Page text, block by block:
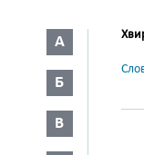
А
Б
В